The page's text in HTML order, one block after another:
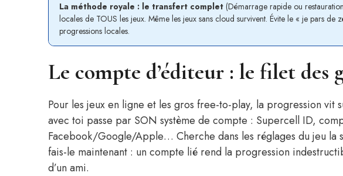
La méthode royale : le transfert complet (Démarrage rapide ou
locales de TOUS les jeux. Même les jeux sans cloud survivent. Évite le « je pars de
progressions locales.
Le compte d’éditeur : le filet des
Pour les jeux en ligne et les gros free-to-play, la progression vit
avec toi passe par SON système de compte : Supercell ID,
Facebook/Google/Apple… Cherche dans les réglages du jeu la
fais-le maintenant : un compte lié rend la progression
d’un ami.